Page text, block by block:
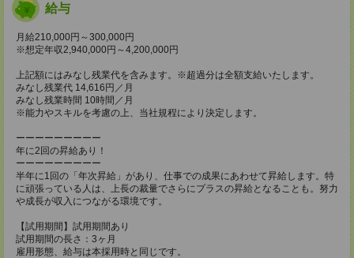
給与
月給210,000円～300,000円
※想定年収2,940,000円～4,200,000円
上記額にはみなし残業代を含みます。※超過分は全額支給いたします。
みなし残業代 14,616円／月
みなし残業時間 10時間／月
※能力やスキルを考慮の上、当社規程により決定します。
ーーーーーーーーー
年に2回の昇給あり！
ーーーーーーーーー
半年に1回の「年次昇給」があり、仕事での成果にあわせて昇給します。特
に頑張っている人は、上長の裁量でさらにプラスの昇給となることも。努力
や成長が収入につながる環境です。
【試用期間】試用期間あり
試用期間の長さ：3ヶ月
雇用形態、給与は本採用時と同じです。